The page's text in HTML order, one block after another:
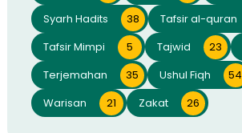
Syarh Hadits
38 Tafsir al-quran
Tafsir Mimpi
5 Tajwid 23
Terjemahan
35 Ushul Fiqh
54
Warisan
21 Zakat 26